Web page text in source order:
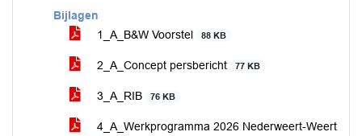
Bijlagen
1_A_B&W Voorstel
88 KB
2_A_Concept persbericht 77 KB
3_A_RIB 76 KB
4_A_Werkprogramma 2026 Nederweert-Weert